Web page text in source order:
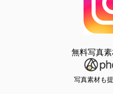
無料写真
写真素材も